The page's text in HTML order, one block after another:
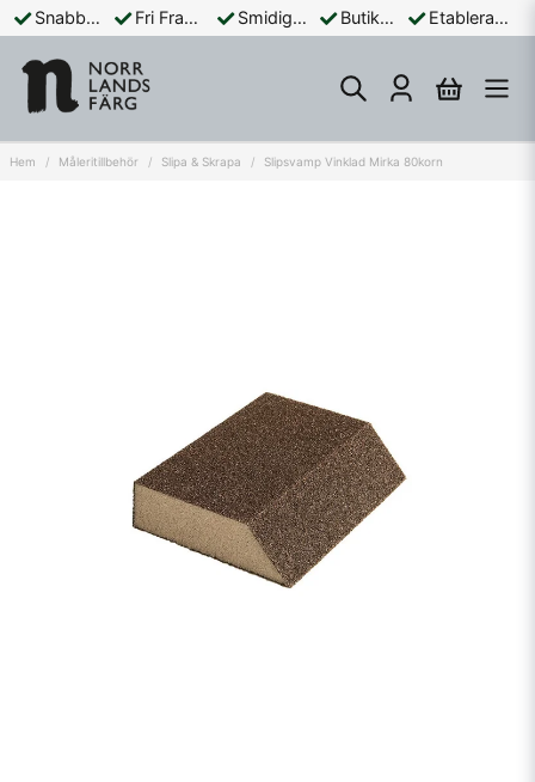
Snabba Leveranser Fri Frakt Över 899:- Smidiga Betalningar Butik och Online Etablerad Sedan 1965
Hem Måleritillbehör Slipa & Skrapa Slipsvamp Vinklad Mirka 80korn